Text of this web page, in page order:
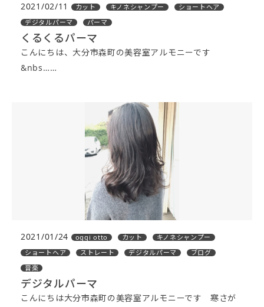
2021/02/11 カット キノネシャンプー
ショートヘア
デジタルパーマ
パーマ
くるくるパーマ
こんにちは、大分市森町の美容室アルモニーです
&nbs……
2021/01/24 oggi otto カット
キノネシャンプー
ショートヘア
ストレート デジタルパーマ
ブログ
音楽
デジタルパーマ
こんにちは大分市森町の美容室アルモニーです 寒さが